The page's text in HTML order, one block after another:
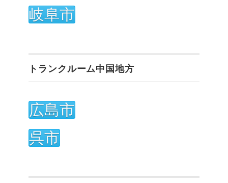
岐阜市
トランクルーム中国地方
広島市
呉市